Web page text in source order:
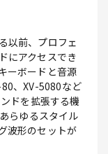
以前、プロフェ
にアクセスでき
ーボードと音源
、XV-5080など
ドを拡張する機
らゆるスタイル
波形のセットが